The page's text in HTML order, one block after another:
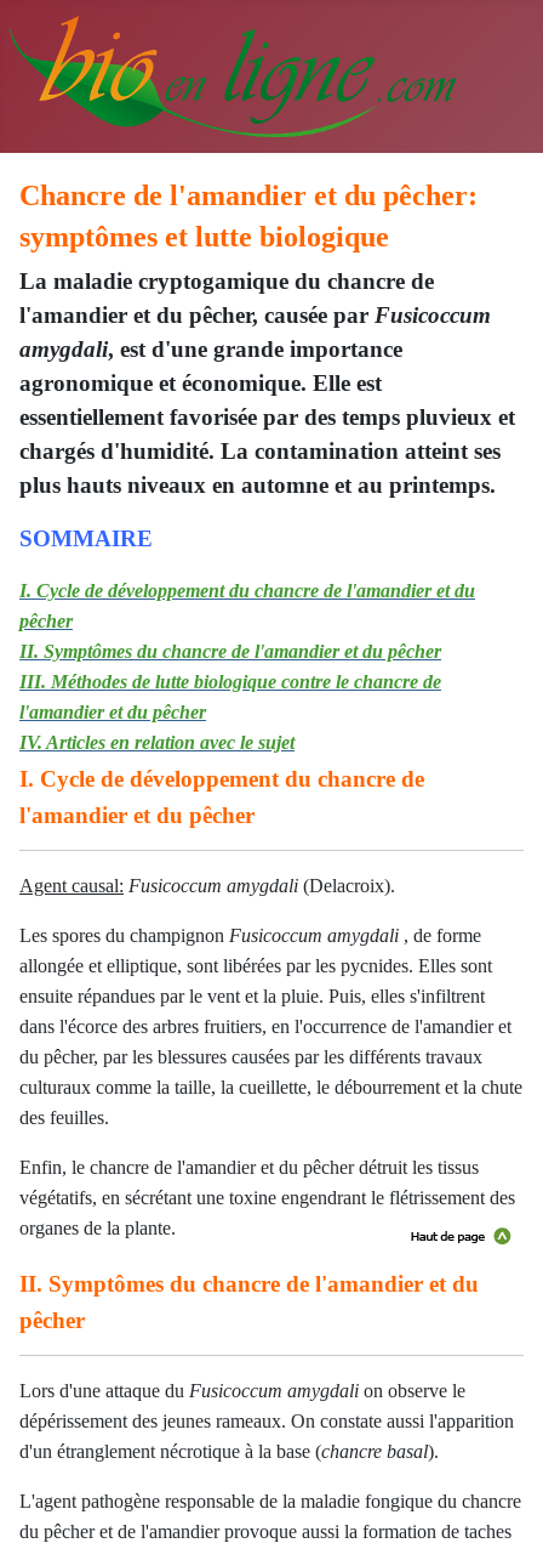
Chancre de l'amandier et du pêcher:
symptômes et lutte biologique
La maladie cryptogamique du chancre de
l'amandier et du pêcher, causée par Fusicoccum
amygdali, est d'une grande importance
agronomique et économique. Elle est
essentiellement favorisée par des temps pluvieux et
chargés d'humidité. La contamination atteint ses
plus hauts niveaux en automne et au printemps.
SOMMAIRE
I. Cycle de développement du chancre de l'amandier et du
pêcher
II. Symptômes du chancre de l'amandier et du pêcher
III. Méthodes de lutte biologique contre le chancre de
l'amandier et du pêcher
IV. Articles en relation avec le sujet
I. Cycle de développement du chancre de
l'amandier et du pêcher
Agent causal: Fusicoccum amygdali (Delacroix).
Les spores du champignon Fusicoccum amygdali , de forme
allongée et elliptique, sont libérées par les pycnides. Elles sont
ensuite répandues par le vent et la pluie. Puis, elles s'infiltrent
dans l'écorce des arbres fruitiers, en l'occurrence de l'amandier et
du pêcher, par les blessures causées par les différents travaux
culturaux comme la taille, la cueillette, le débourrement et la chute
des feuilles.
Enfin, le chancre de l'amandier et du pêcher détruit les tissus
végétatifs, en sécrétant une toxine engendrant le flétrissement des
organes de la plante.
II. Symptômes du chancre de l'amandier et du
pêcher
Lors d'une attaque du Fusicoccum amygdali on observe le
dépérissement des jeunes rameaux. On constate aussi l'apparition
d'un étranglement nécrotique à la base (chancre basal).
L'agent pathogène responsable de la maladie fongique du chancre
du pêcher et de l'amandier provoque aussi la formation de taches